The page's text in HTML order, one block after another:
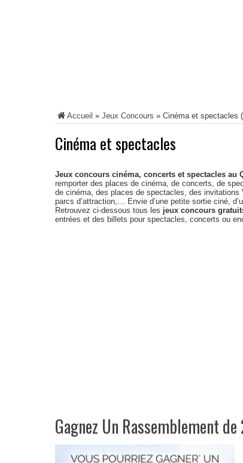
Accueil » Jeux Concours » Cinéma et spectacles
Cinéma et spectacles
Jeux concours cinéma, concerts et spectacles au
remporter des places de cinéma, de concerts, de
de cinéma, des places de spectacles, des
parcs d’attraction,… Envie d’une petite sortie ciné,
Retrouvez ci-dessous tous les jeux concours
entrées et des billets pour spectacles, concerts ou
Gagnez Un Rassemblement